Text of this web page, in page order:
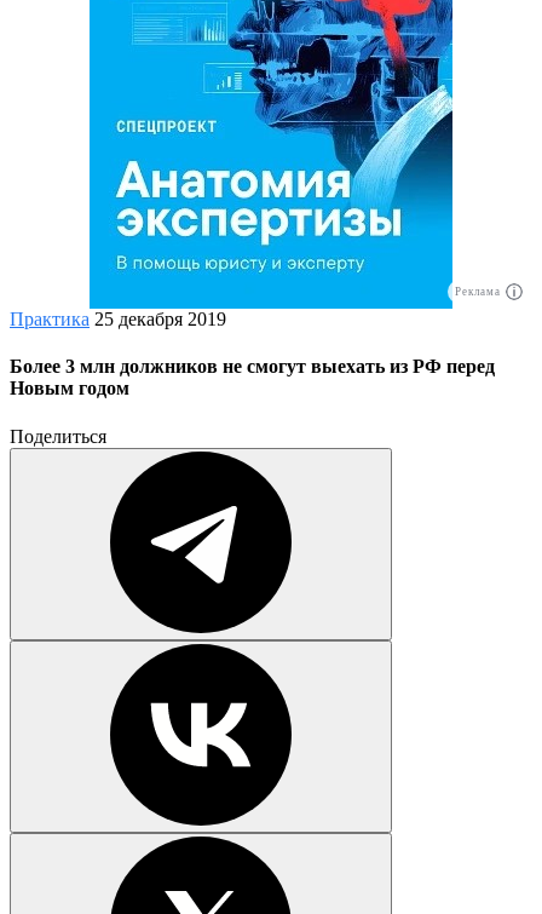
Реклама
Практика 25 декабря 2019
Более 3 млн должников не смогут выехать из РФ перед
Новым годом
Поделиться